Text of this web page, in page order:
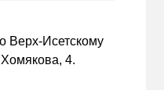
Верх-Исетскому
Хомякова, 4.